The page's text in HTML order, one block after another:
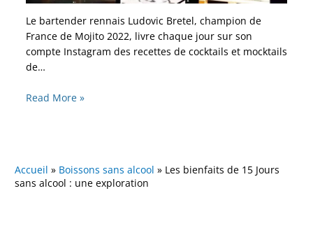
Le bartender rennais Ludovic Bretel, champion de
France de Mojito 2022, livre chaque jour sur son
compte Instagram des recettes de cocktails et mocktails
de…
Read More »
Accueil » Boissons sans alcool » Les bienfaits de 15 Jours
sans alcool : une exploration